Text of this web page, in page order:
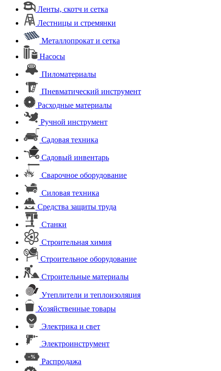
Ленты, скотч и сетка
Лестницы и стремянки
Металлопрокат и сетка
Насосы
Пиломатериалы
Пневматический инструмент
Расходные материалы
Ручной инструмент
Садовая техника
Садовый инвентарь
Сварочное оборудование
Силовая техника
Средства защиты труда
Станки
Строительная химия
Строительное оборудование
Строительные материалы
Утеплители и теплоизоляция
Хозяйственные товары
Электрика и свет
Электроинструмент
Распродажа